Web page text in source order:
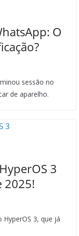
O
sessão no
de aparelho.
3
2025!
3, que já